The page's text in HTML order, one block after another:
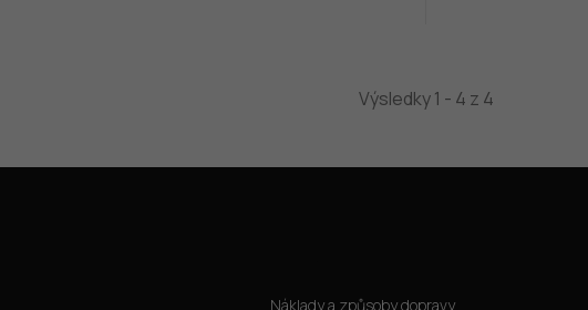
Výsledky 1 - 4 z 4
Náklady a způsoby dopravy